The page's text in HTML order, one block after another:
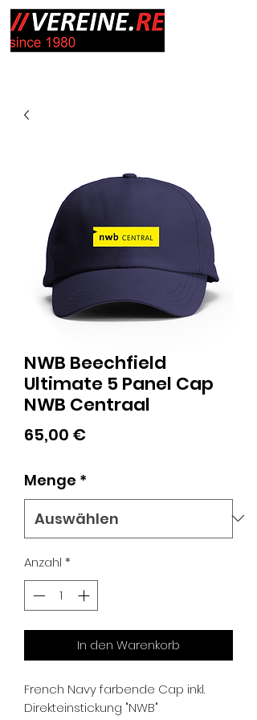
NWB Beechfield
Ultimate 5 Panel Cap
NWB Centraal
65,00 €Preis
Menge *
Anzahl *
In den Warenkorb
French Navy farbende Cap inkl.
Direkteinstickung "NWB"